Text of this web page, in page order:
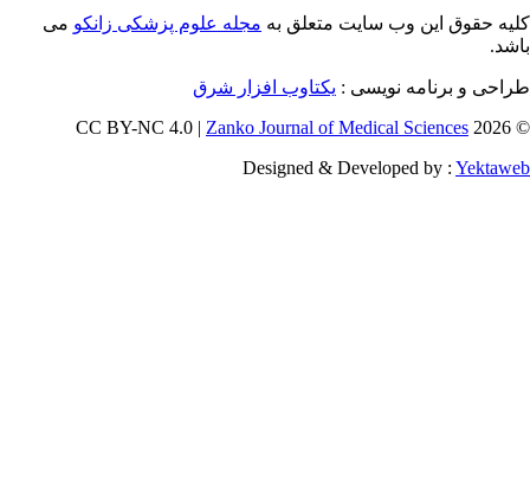
این وب سایت متعلق به مجله علوم پزشکی زانکومی
نویسی :یکتاوب افزار شرق
Zanko Journal of Medical
Designed & Developed by :